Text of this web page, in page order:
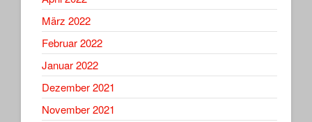
März 2022
Februar 2022
Januar 2022
Dezember 2021
November 2021